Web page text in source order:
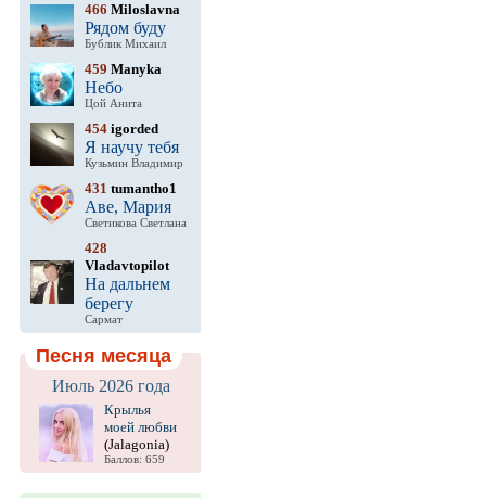
466 Miloslavna
Рядом буду
Бублик Михаил
459 Manyka
Небо
Цой Анита
454 igorded
Я научу тебя
Кузьмин Владимир
431 tumantho1
Аве, Мария
Светикова Светлана
428
Vladavtopilot
На дальнем
берегу
Сармат
Песня месяца
Июль 2026 года
Крылья
моей любви
(Jalagonia)
Баллов: 659